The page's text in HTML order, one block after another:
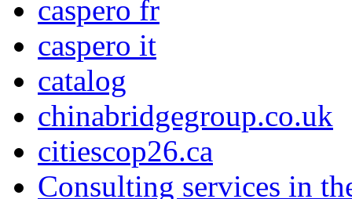
caspero fr
caspero it
catalog
chinabridgegroup.co.uk
citiescop26.ca
Consulting services in